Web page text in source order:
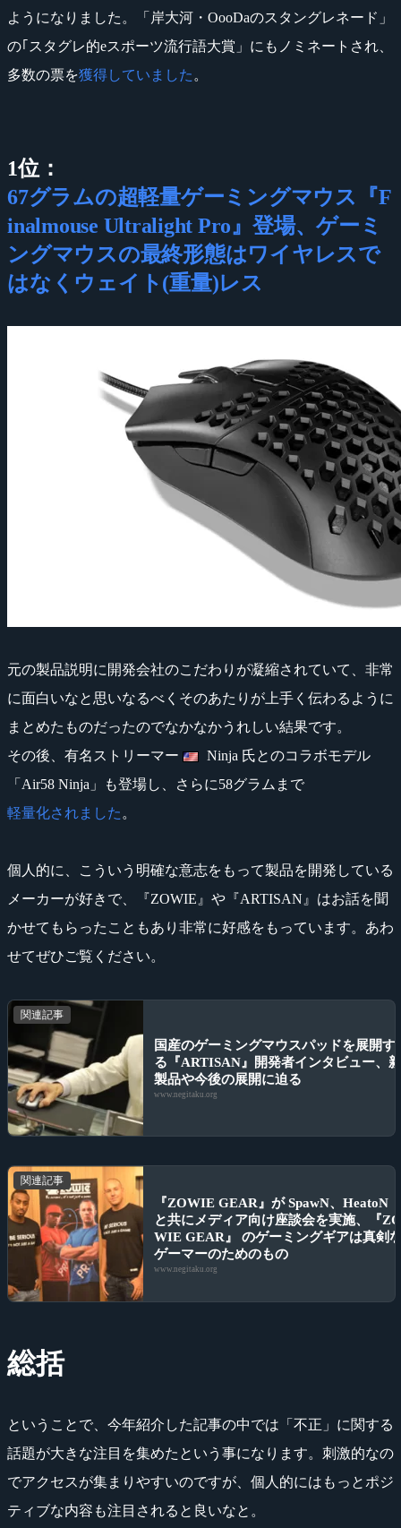
ようになりました。「岸大河・OooDaのスタングレネード」
の｢スタグレ的eスポーツ流行語大賞」にもノミネートされ、
多数の票を獲得していました 。
1位：
67グラムの超軽量ゲーミングマウス『F
inalmouse Ultralight Pro』登場、ゲーミ
ングマウスの最終形態はワイヤレスで
はなくウェイト(重量)レス
元の製品説明に開発会社のこだわりが凝縮されていて、非常
に面白いなと思いなるべくそのあたりが上手く伝わるように
まとめたものだったのでなかなかうれしい結果です。
その後、有名ストリーマー
Ninja 氏とのコラボモデル
「Air58 Ninja」も登場し、さらに58グラムまで
軽量化されました 。
個人的に、こういう明確な意志をもって製品を開発している
メーカーが好きで、『ZOWIE』や『ARTISAN』はお話を聞
かせてもらったこともあり非常に好感をもっています。あわ
せてぜひご覧ください。
関連記事
国産のゲーミングマウスパッドを展開す
る『ARTISAN』開発者インタビュー、
製品や今後の展開に迫る
www.negitaku.org
関連記事
『ZOWIE GEAR』が SpawN、HeatoN
と共にメディア向け座談会を実施、『
WIE GEAR』 のゲーミングギアは真剣
ゲーマーのためのもの
www.negitaku.org
総括
ということで、今年紹介した記事の中では「不正」に関する
話題が大きな注目を集めたという事になります。刺激的なの
でアクセスが集まりやすいのですが、個人的にはもっとポジ
ティブな内容も注目されると良いなと。